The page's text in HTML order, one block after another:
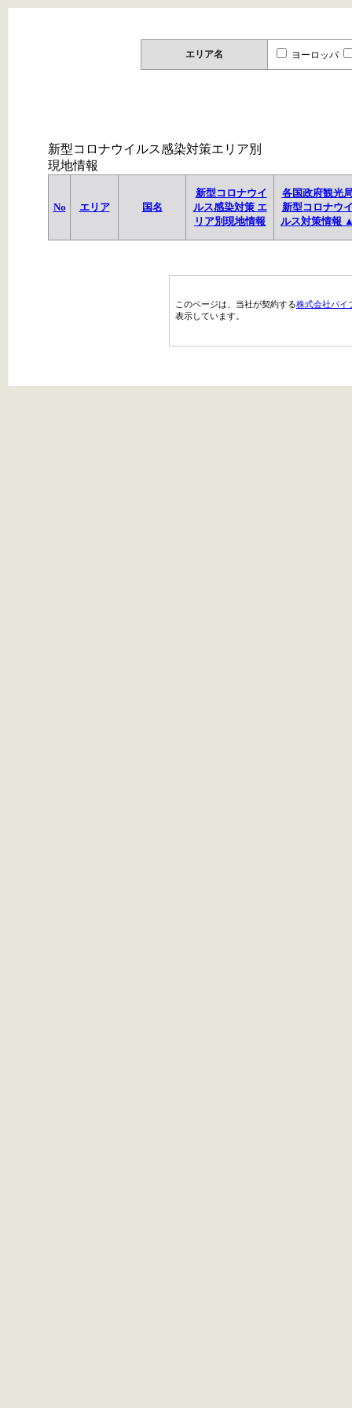
エリア名 ヨーロッパ
新型コロナウイルス感染対策エリア別
現地情報
No エリア 国名
新型コロナウイ
ルス感染対策 エ
リア別現地情報
各国政府観光
新型コロナウ
ルス対策情報
このページは、当社が契約する株式会社パイ
表示しています。